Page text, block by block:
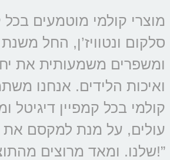
ומשפרים משמעותית את
ואיכות הלידים. אנחנו
קולמי בכל קמפיין דיגיטל
עולים, על מנת למקסם את
שלנו. ומאד מרוצים מהתוצאות ומהשרות!”